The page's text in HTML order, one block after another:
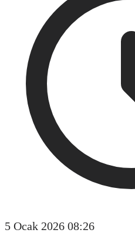
5 Ocak 2026 08:26